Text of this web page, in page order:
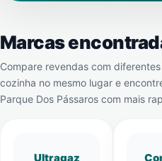
Marcas
Compare revendas com
cozinha no mesmo lugar e
Parque Dos Pássaros com mais
Ultragaz